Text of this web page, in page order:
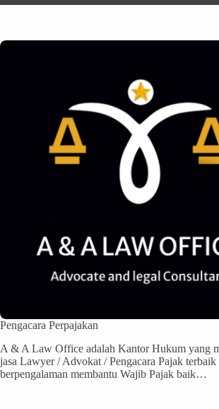
Pengacara Perpajakan
A & A Law Office adalah Kantor Hukum yang
jasa Lawyer / Advokat / Pengacara Pajak terbaik
berpengalaman membantu Wajib Pajak baik…